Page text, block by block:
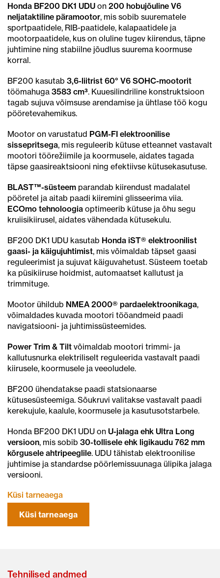
Honda BF200 DK1 UDU on 200 hobujõuline V6
neljataktiline päramootor, mis sobib suurematele
sportpaatidele, RIB-paatidele, kalapaatidele ja
mootorpaatidele, kus on oluline tugev kiirendus, täpne
juhtimine ning stabiilne jõudlus suurema koormuse
korral.
BF200 kasutab 3,6-liitrist 60° V6 SOHC-mootorit
töömahuga 3583 cm³. Kuuesilindriline konstruktsioon
tagab sujuva võimsuse arendamise ja ühtlase töö kogu
pööretevahemikus.
Mootor on varustatud PGM-FI elektroonilise
sissepritsega, mis reguleerib kütuse etteannet vastavalt
mootori töörežiimile ja koormusele, aidates tagada
täpse gaasireaktsiooni ning efektiivse kütusekasutuse.
BLAST™-süsteem parandab kiirendust madalatel
pööretel ja aitab paadi kiiremini glisseerima viia.
ECOmo tehnoloogia optimeerib kütuse ja õhu segu
kruiisikiirusel, aidates vähendada kütusekulu.
BF200 DK1 UDU kasutab Honda iST® elektroonilist
gaasi- ja käigujuhtimist, mis võimaldab täpset gaasi
reguleerimist ja sujuvat käiguvahetust. Süsteem toetab
ka püsikiiruse hoidmist, automaatset kallutust ja
trimmituge.
Mootor ühildub NMEA 2000® pardaelektroonikaga,
võimaldades kuvada mootori tööandmeid paadi
navigatsiooni- ja juhtimissüsteemides.
Power Trim & Tilt võimaldab mootori trimmi- ja
kallutusnurka elektriliselt reguleerida vastavalt paadi
kiirusele, koormusele ja veeoludele.
BF200 ühendatakse paadi statsionaarse
kütusesüsteemiga. Sõukruvi valitakse vastavalt paadi
kerekujule, kaalule, koormusele ja kasutusotstarbele.
Honda BF200 DK1 UDU on U-jalaga ehk Ultra Long
versioon, mis sobib 30-tollisele ehk ligikaudu 762 mm
kõrgusele ahtripeeglile. UDU tähistab elektroonilise
juhtimise ja standardse pöörlemissuunaga ülipika jalaga
versiooni.
Küsi tarneaega
Küsi tarneaega
Tehnilised andmed